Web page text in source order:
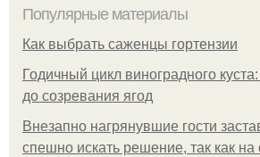
Популярные материалы
Как выбрать саженцы гортензии
Годичный цикл виноградного
до созревания ягод
Внезапно нагрянувшие гости
спешно искать решение, так как на